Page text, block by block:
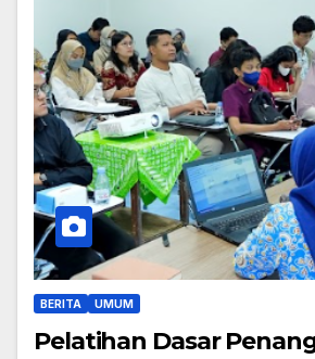
BERITA UMUM
Pelatihan Dasar